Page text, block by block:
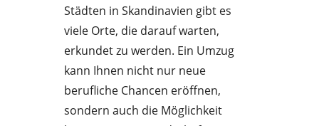
Städten in Skandinavien gibt es
viele Orte, die darauf warten,
erkundet zu werden. Ein Umzug
kann Ihnen nicht nur neue
berufliche Chancen eröffnen,
sondern auch die Möglichkeit